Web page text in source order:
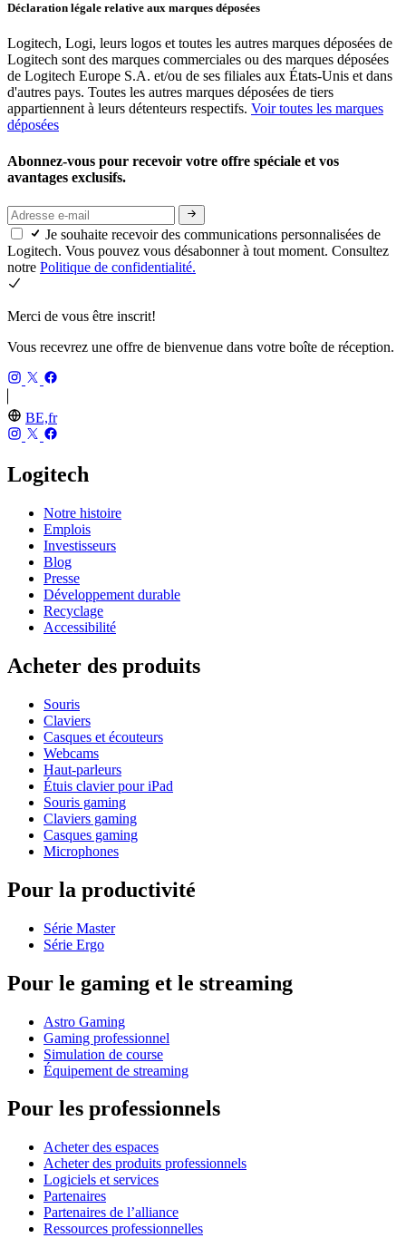
Déclaration légale relative aux marques déposées
Logitech, Logi, leurs logos et toutes les autres marques déposées de
Logitech sont des marques commerciales ou des marques déposées
de Logitech Europe S.A. et/ou de ses filiales aux États-Unis et dans
d'autres pays. Toutes les autres marques déposées de tiers
appartiennent à leurs détenteurs respectifs. Voir toutes les marques
déposées
Abonnez-vous pour recevoir votre offre spéciale et vos
avantages exclusifs.
Je souhaite recevoir des communications personnalisées de
Logitech. Vous pouvez vous désabonner à tout moment. Consultez
notre Politique de confidentialité.
Merci de vous être inscrit!
Vous recevrez une offre de bienvenue dans votre boîte de réception.
BE,fr
Logitech
Notre histoire
Emplois
Investisseurs
Blog
Presse
Développement durable
Recyclage
Accessibilité
Acheter des produits
Souris
Claviers
Casques et écouteurs
Webcams
Haut-parleurs
Étuis clavier pour iPad
Souris gaming
Claviers gaming
Casques gaming
Microphones
Pour la productivité
Série Master
Série Ergo
Pour le gaming et le streaming
Astro Gaming
Gaming professionnel
Simulation de course
Équipement de streaming
Pour les professionnels
Acheter des espaces
Acheter des produits professionnels
Logiciels et services
Partenaires
Partenaires de l’alliance
Ressources professionnelles